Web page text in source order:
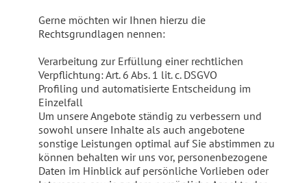
Gerne möchten wir Ihnen hierzu die
Rechtsgrundlagen nennen:
Verarbeitung zur Erfüllung einer rechtlichen
Verpflichtung: Art. 6 Abs. 1 lit. c. DSGVO
Profiling und automatisierte Entscheidung im
Einzelfall
Um unsere Angebote ständig zu verbessern und
sowohl unsere Inhalte als auch angebotene
sonstige Leistungen optimal auf Sie abstimmen zu
können behalten wir uns vor, personenbezogene
Daten im Hinblick auf persönliche Vorlieben oder